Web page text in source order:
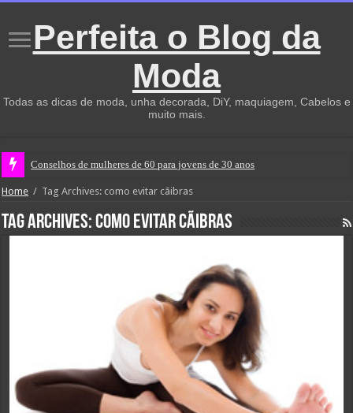
Perfeita o Blog da
Moda
Todas as dicas de moda, unha decorada, DiY, maquiagem, Cabelos e
muito mais.
Conselhos de mulheres de 60 para jovens de 30 anos
Home / Tag Archives: como evitar cãibras
Tag Archives:como evitar cãibras